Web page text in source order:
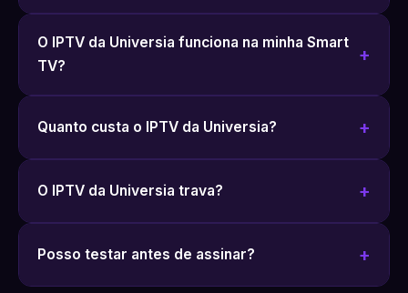
O IPTV da Universia funciona na minha Smart
TV?
Quanto custa o IPTV da Universia?
O IPTV da Universia trava?
Posso testar antes de assinar?